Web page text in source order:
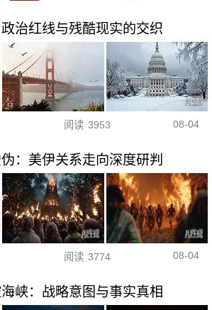
治红线与残酷现实的交织
阅读 3953 08-04
：美伊关系走向深度研判
阅读 3774 08-04
峡：战略意图与事实真相